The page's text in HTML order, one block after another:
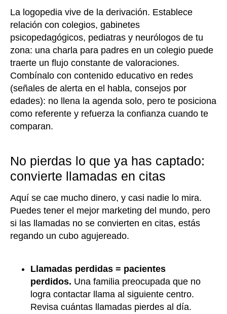
La logopedia vive de la derivación. Establece
relación con colegios, gabinetes
psicopedagógicos, pediatras y neurólogos de tu
zona: una charla para padres en un colegio puede
traerte un flujo constante de valoraciones.
Combínalo con contenido educativo en redes
(señales de alerta en el habla, consejos por
edades): no llena la agenda solo, pero te posiciona
como referente y refuerza la confianza cuando te
comparan.
No pierdas lo que ya has captado:
convierte llamadas en citas
Aquí se cae mucho dinero, y casi nadie lo mira.
Puedes tener el mejor marketing del mundo, pero
si las llamadas no se convierten en citas, estás
regando un cubo agujereado.
Llamadas perdidas = pacientes
perdidos. Una familia preocupada que no
logra contactar llama al siguiente centro.
Revisa cuántas llamadas pierdes al día.